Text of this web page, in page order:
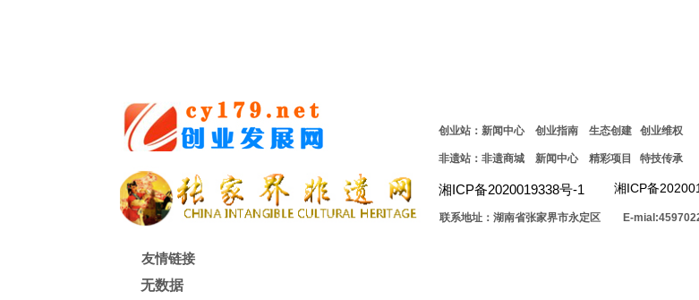
友情链接
无数据
非遗站：非遗商城 新闻中心 精彩项目 特技传承
创业站：新闻中心 创业指南 生态创建 创业维权
湘ICP备2020019338号-1 湘ICP备
联系地址：湖南省张家界市永定区 E-